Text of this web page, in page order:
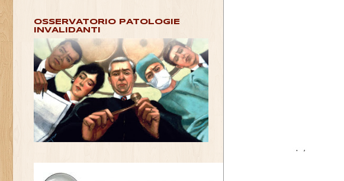
OSSERVATORIO PATOLOGIE
INVALIDANTI